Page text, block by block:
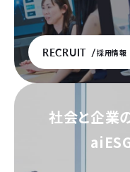
RECRUIT 採用情報
社会と企業